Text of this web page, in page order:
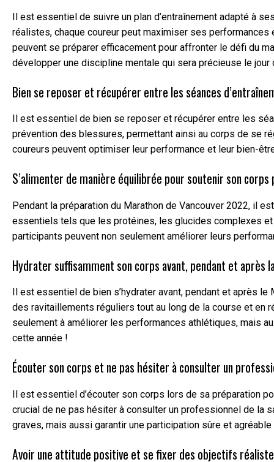
Il est essentiel de suivre un plan d’entraînement adapté à
réalistes, chaque coureur peut maximiser ses
peuvent se préparer efficacement pour affronter le défi du
développer une discipline mentale qui sera précieuse le jour
Bien se reposer et récupérer entre les séances
Il est essentiel de bien se reposer et récupérer entre les
prévention des blessures, permettant ainsi au corps de se
coureurs peuvent optimiser leur performance et leur bien-
S’alimenter de manière équilibrée pour soutenir son
Pendant la préparation du Marathon de Vancouver 2022, il
essentiels tels que les protéines, les glucides complexes et
participants peuvent non seulement améliorer leurs
Hydrater suffisamment son corps avant, pendant et après
Il est essentiel de bien s’hydrater avant, pendant et après
des ravitaillements réguliers tout au long de la course et en
seulement à améliorer les performances athlétiques, mais
cette année !
Écouter son corps et ne pas hésiter à consulter un
Il est essentiel d’écouter son corps lors de sa préparation
crucial de ne pas hésiter à consulter un professionnel de la
graves, mais aussi garantir une participation sûre et
Avoir une attitude positive et se fixer des objectifs